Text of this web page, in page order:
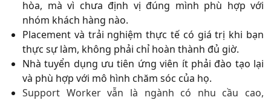
hòa, mà vì chưa định vị đúng mình phù hợp với
nhóm khách hàng nào.
Placement và trải nghiệm thực tế có giá trị khi bạn
thực sự làm, không phải chỉ hoàn thành đủ giờ.
Nhà tuyển dụng ưu tiên ứng viên ít phải đào tạo lại
và phù hợp với mô hình chăm sóc của họ.
Support Worker vẫn là ngành có nhu cầu cao,